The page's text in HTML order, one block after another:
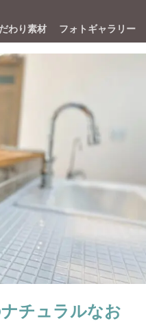
わり素材 フォトギャラリー
チュラルなお